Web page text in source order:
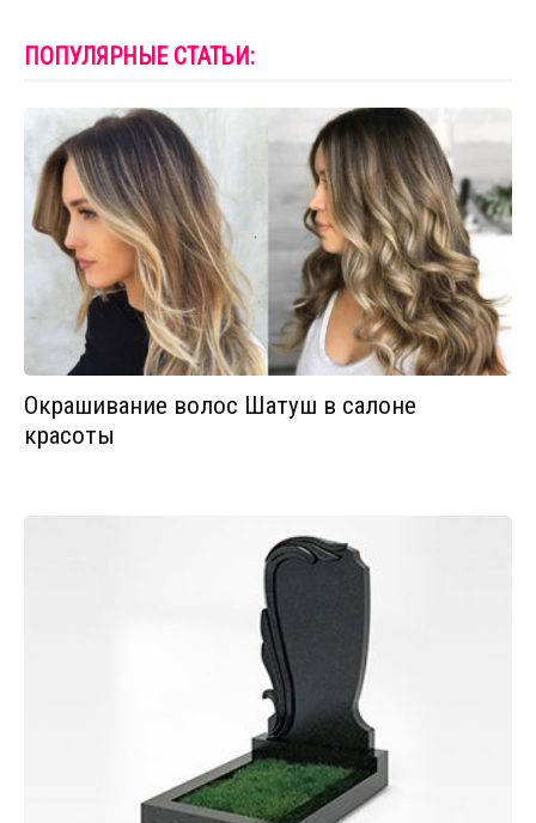
ПОПУЛЯРНЫЕ СТАТЬИ:
Окрашивание волос Шатуш в салоне
красоты